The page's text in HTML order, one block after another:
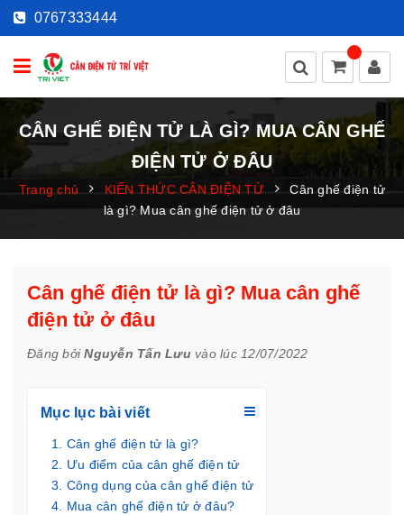
0767333444
CÂN GHẾ ĐIỆN TỬ LÀ GÌ? MUA CÂN GHẾ
ĐIỆN TỬ Ở ĐÂU
Trang chủ KIẾN THỨC CÂN ĐIỆN TỬ
Cân ghế điện tử
là gì? Mua cân ghế điện tử ở đâu
Cân ghế điện tử là gì? Mua cân ghế
điện tử ở đâu
Đăng bởiNguyễn Tấn Lưuvào lúc 12/07/2022
Mục lục bài viết
Cân ghế điện tử là gì?
Ưu điểm của cân ghế điện tử
Công dụng của cân ghế điện tử
Mua cân ghế điện tử ở đâu?